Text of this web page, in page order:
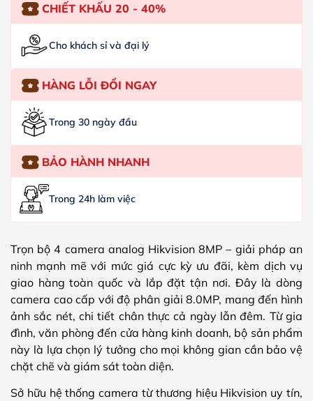
CHIẾT KHẤU 20 - 40%
Cho khách sỉ và đại lý
HÀNG LỖI ĐỔI NGAY
Trong 30 ngày đầu
BẢO HÀNH NHANH
Trong 24h làm việc
Trọn bộ 4 camera analog Hikvision 8MP – giải pháp an
ninh mạnh mẽ với mức giá cực kỳ ưu đãi, kèm dịch vụ
giao hàng toàn quốc và lắp đặt tận nơi. Đây là dòng
camera cao cấp với độ phân giải 8.0MP, mang đến hình
ảnh sắc nét, chi tiết chân thực cả ngày lẫn đêm. Từ gia
đình, văn phòng đến cửa hàng kinh doanh, bộ sản phẩm
này là lựa chọn lý tưởng cho mọi không gian cần bảo vệ
chặt chẽ và giám sát toàn diện.
Sở hữu hệ thống camera từ thương hiệu Hikvision uy tín,